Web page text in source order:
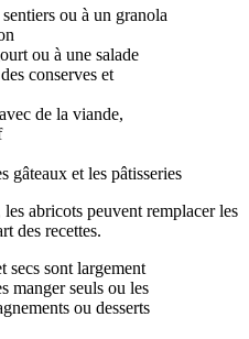
ou à un granola
ou à une salade
conserves et
de la viande,
gâteaux et les pâtisseries
abricots peuvent remplacer les
des recettes.
secs sont largement
manger seuls ou les
ou desserts